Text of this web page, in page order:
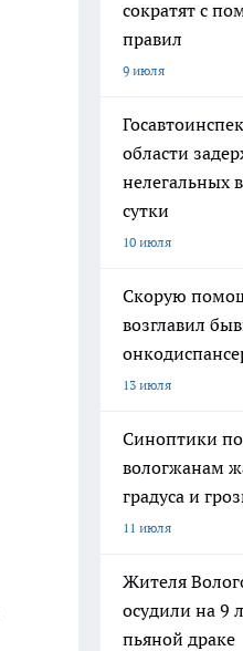
сократят с
правил
9 июля
области
нелегальных
сутки
10 июля
Скорую
возглавил
13 июля
Синоптики
вологжанам
градуса и
11 июля
Жителя
осудили на 9
пьяной драке